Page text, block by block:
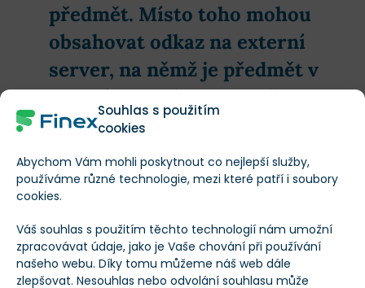
Souhlas s použitím
cookies
Abychom Vám mohli poskytnout co nejlepší služby,
používáme různé technologie, mezi které patří i soubory
cookies.
Váš souhlas s použitím těchto technologií nám umožní
zpracovávat údaje, jako je Vaše chování při používání
našeho webu. Díky tomu můžeme náš web dále
zlepšovat. Nesouhlas nebo odvolání souhlasu může
předmět. Místo toho mohou
obsahovat odkaz na externí
server, na němž je předmět v
datové podobě ve skutečnosti
uložen.
Ordinals okamžitě vyvolal nové debaty a otázky
některých projekt otevřel Pandořinu skříňku hrozeb
pro bitcoinovou síť. Bitcoineři se obávají malware